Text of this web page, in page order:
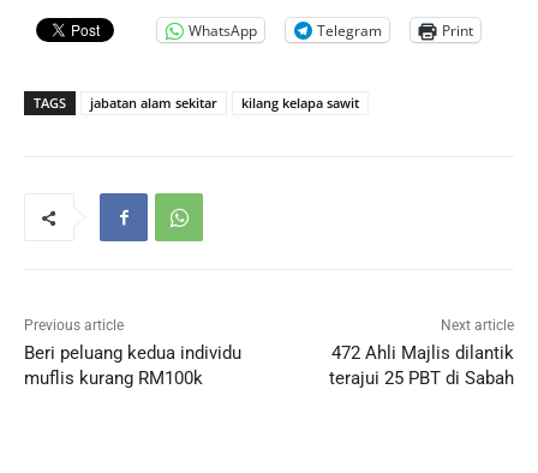
WhatsApp Telegram Print
TAGS jabatan alam sekitar kilang kelapa sawit
Previous article
Beri peluang kedua individu
muflis kurang RM100k
Next article
472 Ahli Majlis dilantik
terajui 25 PBT di Sabah